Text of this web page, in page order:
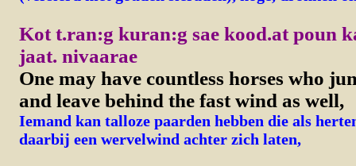
Kot t.ran:g kuran:g sae kood.at poun
jaat. nivaarae
One may have countless horses who
and leave behind the fast wind as well,
Iemand kan talloze paarden hebben die als
daarbij een wervelwind achter zich laten,